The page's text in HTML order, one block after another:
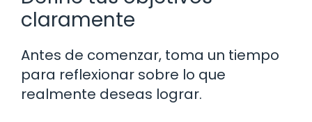
claramente
Antes de comenzar, toma un tiempo
para reflexionar sobre lo que
realmente deseas lograr.